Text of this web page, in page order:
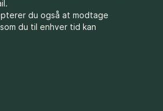
du også at modtage
du til enhver tid kan